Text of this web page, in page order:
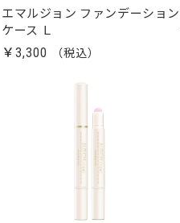
エマルジョン ファンデーション
ケース Ｌ
￥3,300